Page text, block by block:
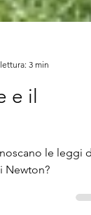
e il
le leggi